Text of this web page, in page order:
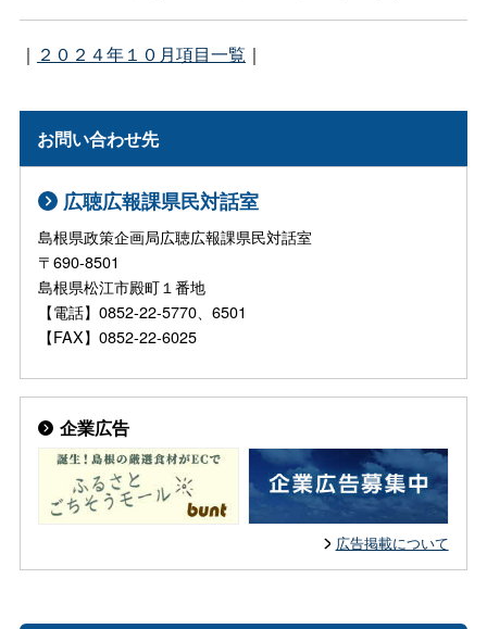
｜ ２０２４年１０月項目一覧 ｜
お問い合わせ先
広聴広報課県民対話室
島根県政策企画局広聴広報課県民対話室
〒690-8501
島根県松江市殿町１番地
【電話】0852-22-5770、6501
【FAX】0852-22-6025
企業広告
広告掲載について